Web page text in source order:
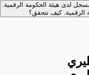
لدى هيئة الحكومة الرقمية.
الرقمية.كيف تتحقق؟